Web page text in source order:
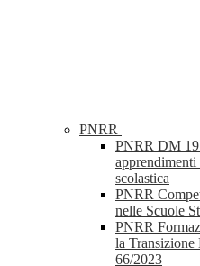
PNRR
PNRR DM
apprendimenti
scolastica
PNRR
nelle Scuole
PNRR
la
66/2023